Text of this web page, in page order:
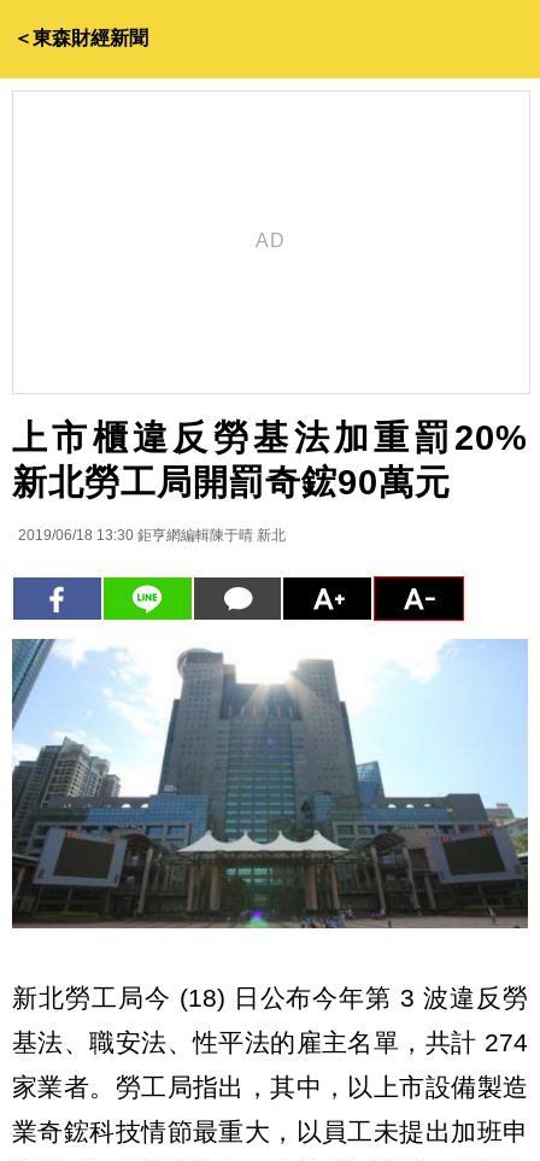
＜東森財經新聞
上市櫃違反勞基法加重罰20%
新北勞工局開罰奇鋐90萬元
2019/06/18 13:30 鉅亨網編輯陳于晴 新北
新北勞工局今 (18) 日公布今年第 3 波違反勞
基法、職安法、性平法的雇主名單，共計 274
家業者。勞工局指出，其中，以上市設備製造
業奇鋐科技情節最重大，以員工未提出加班申